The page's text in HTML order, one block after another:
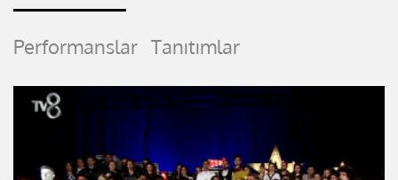
Performanslar Tanıtımlar